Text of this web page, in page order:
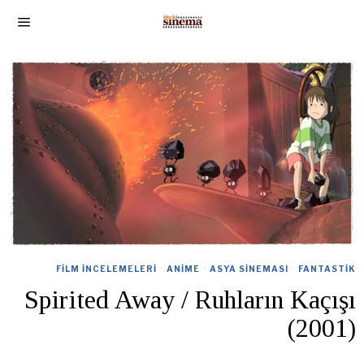
FILM İNCELEMELERI · ANIME · ASYA SINEMASI · FANTASTIK
Spirited Away / Ruhların Kaçışı
(2001)